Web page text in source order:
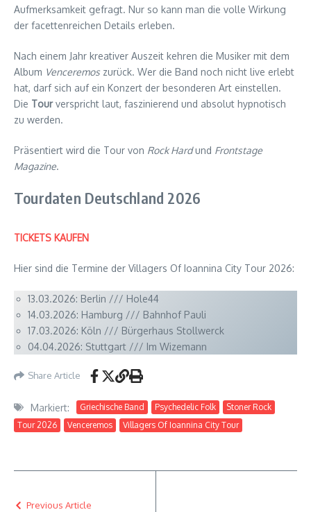
Aufmerksamkeit gefragt. Nur so kann man die volle Wirkung
der facettenreichen Details erleben.
Nach einem Jahr kreativer Auszeit kehren die Musiker mit dem
Album Venceremos zurück. Wer die Band noch nicht live erlebt
hat, darf sich auf ein Konzert der besonderen Art einstellen.
Die Tourverspricht laut, faszinierend und absolut hypnotisch
zu werden.
Präsentiert wird die Tour von Rock Hardund Frontstage
Magazine.
Tourdaten Deutschland 2026
TICKETS KAUFEN
Hier sind die Termine der Villagers Of Ioannina City Tour 2026:
13.03.2026: Berlin /// Hole44
14.03.2026: Hamburg /// Bahnhof Pauli
17.03.2026: Köln /// Bürgerhaus Stollwerck
04.04.2026: Stuttgart /// Im Wizemann
Share Article
Markiert: Griechische Band Psychedelic Folk
Stoner Rock
Tour 2026
Venceremos Villagers Of Ioannina City Tour
Previous Article